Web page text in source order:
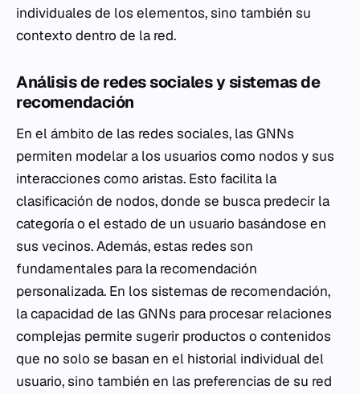
individuales de los elementos, sino también su
contexto dentro de la red.
Análisis de redes sociales y sistemas de
recomendación
En el ámbito de las redes sociales, las GNNs
permiten modelar a los usuarios como nodos y sus
interacciones como aristas. Esto facilita la
clasificación de nodos, donde se busca predecir la
categoría o el estado de un usuario basándose en
sus vecinos. Además, estas redes son
fundamentales para la recomendación
personalizada. En los sistemas de recomendación,
la capacidad de las GNNs para procesar relaciones
complejas permite sugerir productos o contenidos
que no solo se basan en el historial individual del
usuario, sino también en las preferencias de su red